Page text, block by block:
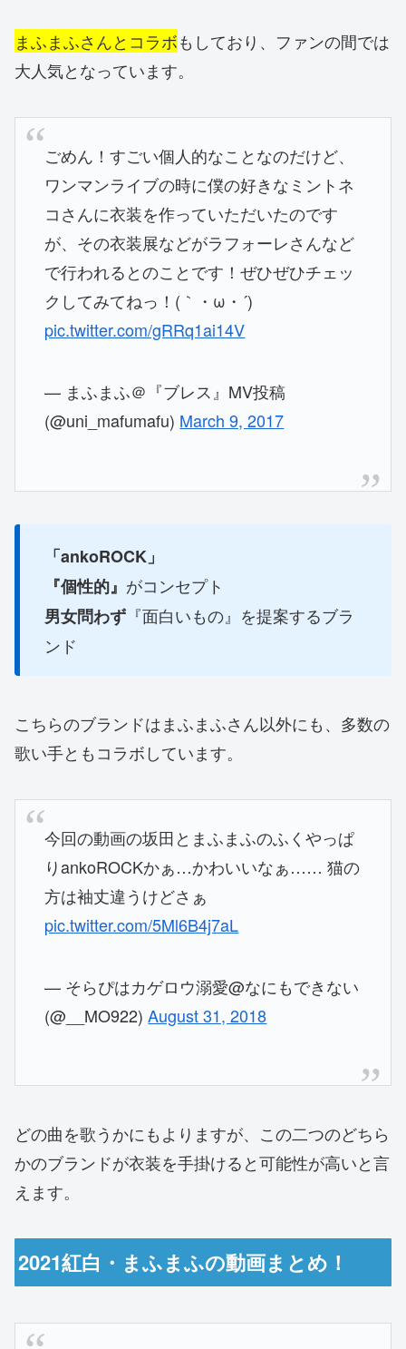
まふまふさんとコラボもしており、ファンの間では
大人気となっています。
ごめん！すごい個人的なことなのだけど、
ワンマンライブの時に僕の好きなミントネ
コさんに衣装を作っていただいたのです
が、その衣装展などがラフォーレさんなど
で行われるとのことです！ぜひぜひチェッ
クしてみてねっ！(｀・ω・´)
pic.twitter.com/gRRq1ai14V
— まふまふ＠『ブレス』MV投稿
(@uni_mafumafu) March 9, 2017
「ankoROCK」
『個性的』 がコンセプト
男女問わず『面白いもの』を提案するブラ
ンド
こちらのブランドはまふまふさん以外にも、多数の
歌い手ともコラボしています。
今回の動画の坂田とまふまふのふくやっぱ
りankoROCKかぁ…かわいいなぁ…… 猫の
方は袖丈違うけどさぁ
pic.twitter.com/5Ml6B4j7aL
— そらぴはカゲロウ溺愛@なにもできない
(@__MO922)August 31, 2018
どの曲を歌うかにもよりますが、この二つのどちら
かのブランドが衣装を手掛けると可能性が高いと言
えます。
2021紅白・まふまふの動画まとめ！